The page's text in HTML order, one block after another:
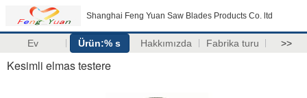
Shanghai Feng Yuan Saw Blades Products Co. ltd
Ev Ürün:% s Hakkımızda Fabrika turu >>
Kesimli elmas testere